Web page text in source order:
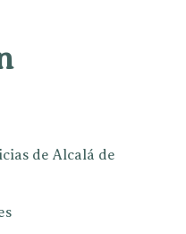
de Alcalá de